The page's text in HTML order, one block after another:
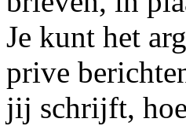
Je kunt het
prive
jij schrijft,